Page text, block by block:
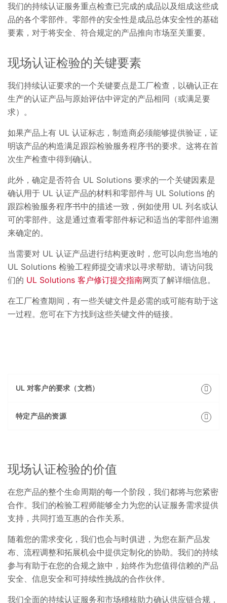
我们的持续认证服务重点检查已完成的成品以及组成这些成
品的各个零部件。零部件的安全性是成品总体安全性的基础
要素，对于将安全、符合规定的产品推向市场至关重要。
现场认证检验的关键要素
我们持续认证要求的一个关键要点是工厂检查，以确认正在
生产的认证产品与原始评估中评定的产品相同（或满足要
求）。
如果产品上有 UL 认证标志，制造商必须能够提供验证，证
明该产品的构造满足跟踪检验服务程序书的要求。这将在首
次生产检查中得到确认。
此外，确定是否符合 UL Solutions 要求的一个关键因素是
确认用于 UL 认证产品的材料和零部件与 UL Solutions 的
跟踪检验服务程序书中的描述一致，例如使用 UL 列名或认
可的零部件。这是通过查看零部件标记和适当的零部件追溯
来确定的。
当需要对 UL 认证产品进行结构更改时，您可以向您当地的
UL Solutions 检验工程师提交请求以寻求帮助。请访问我
们的 UL Solutions 客户修订提交指南网页了解详细信息。
在工厂检查期间，有一些关键文件是必需的或可能有助于这
一过程。您可在下方找到这些关键文件的链接。
UL 对客户的要求（文档）
特定产品的资源
现场认证检验的价值
在您产品的整个生命周期的每一个阶段，我们都将与您紧密
合作。我们的检验工程师能够全力为您的认证服务需求提供
支持，共同打造互惠的合作关系。
随着您的需求变化，我们也会与时俱进，为您在新产品发
布、流程调整和拓展机会中提供定制化的协助。我们的持续
参与有助于在您的合规之旅中，始终作为您值得信赖的产品
安全、信息安全和可持续性挑战的合作伙伴。
我们全面的持续认证服务和市场稽核助力确认供应链合规，